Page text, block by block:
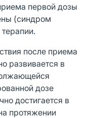
первой дозы
(синдром
после приема
развивается в
дозе
достигается в
протяжении